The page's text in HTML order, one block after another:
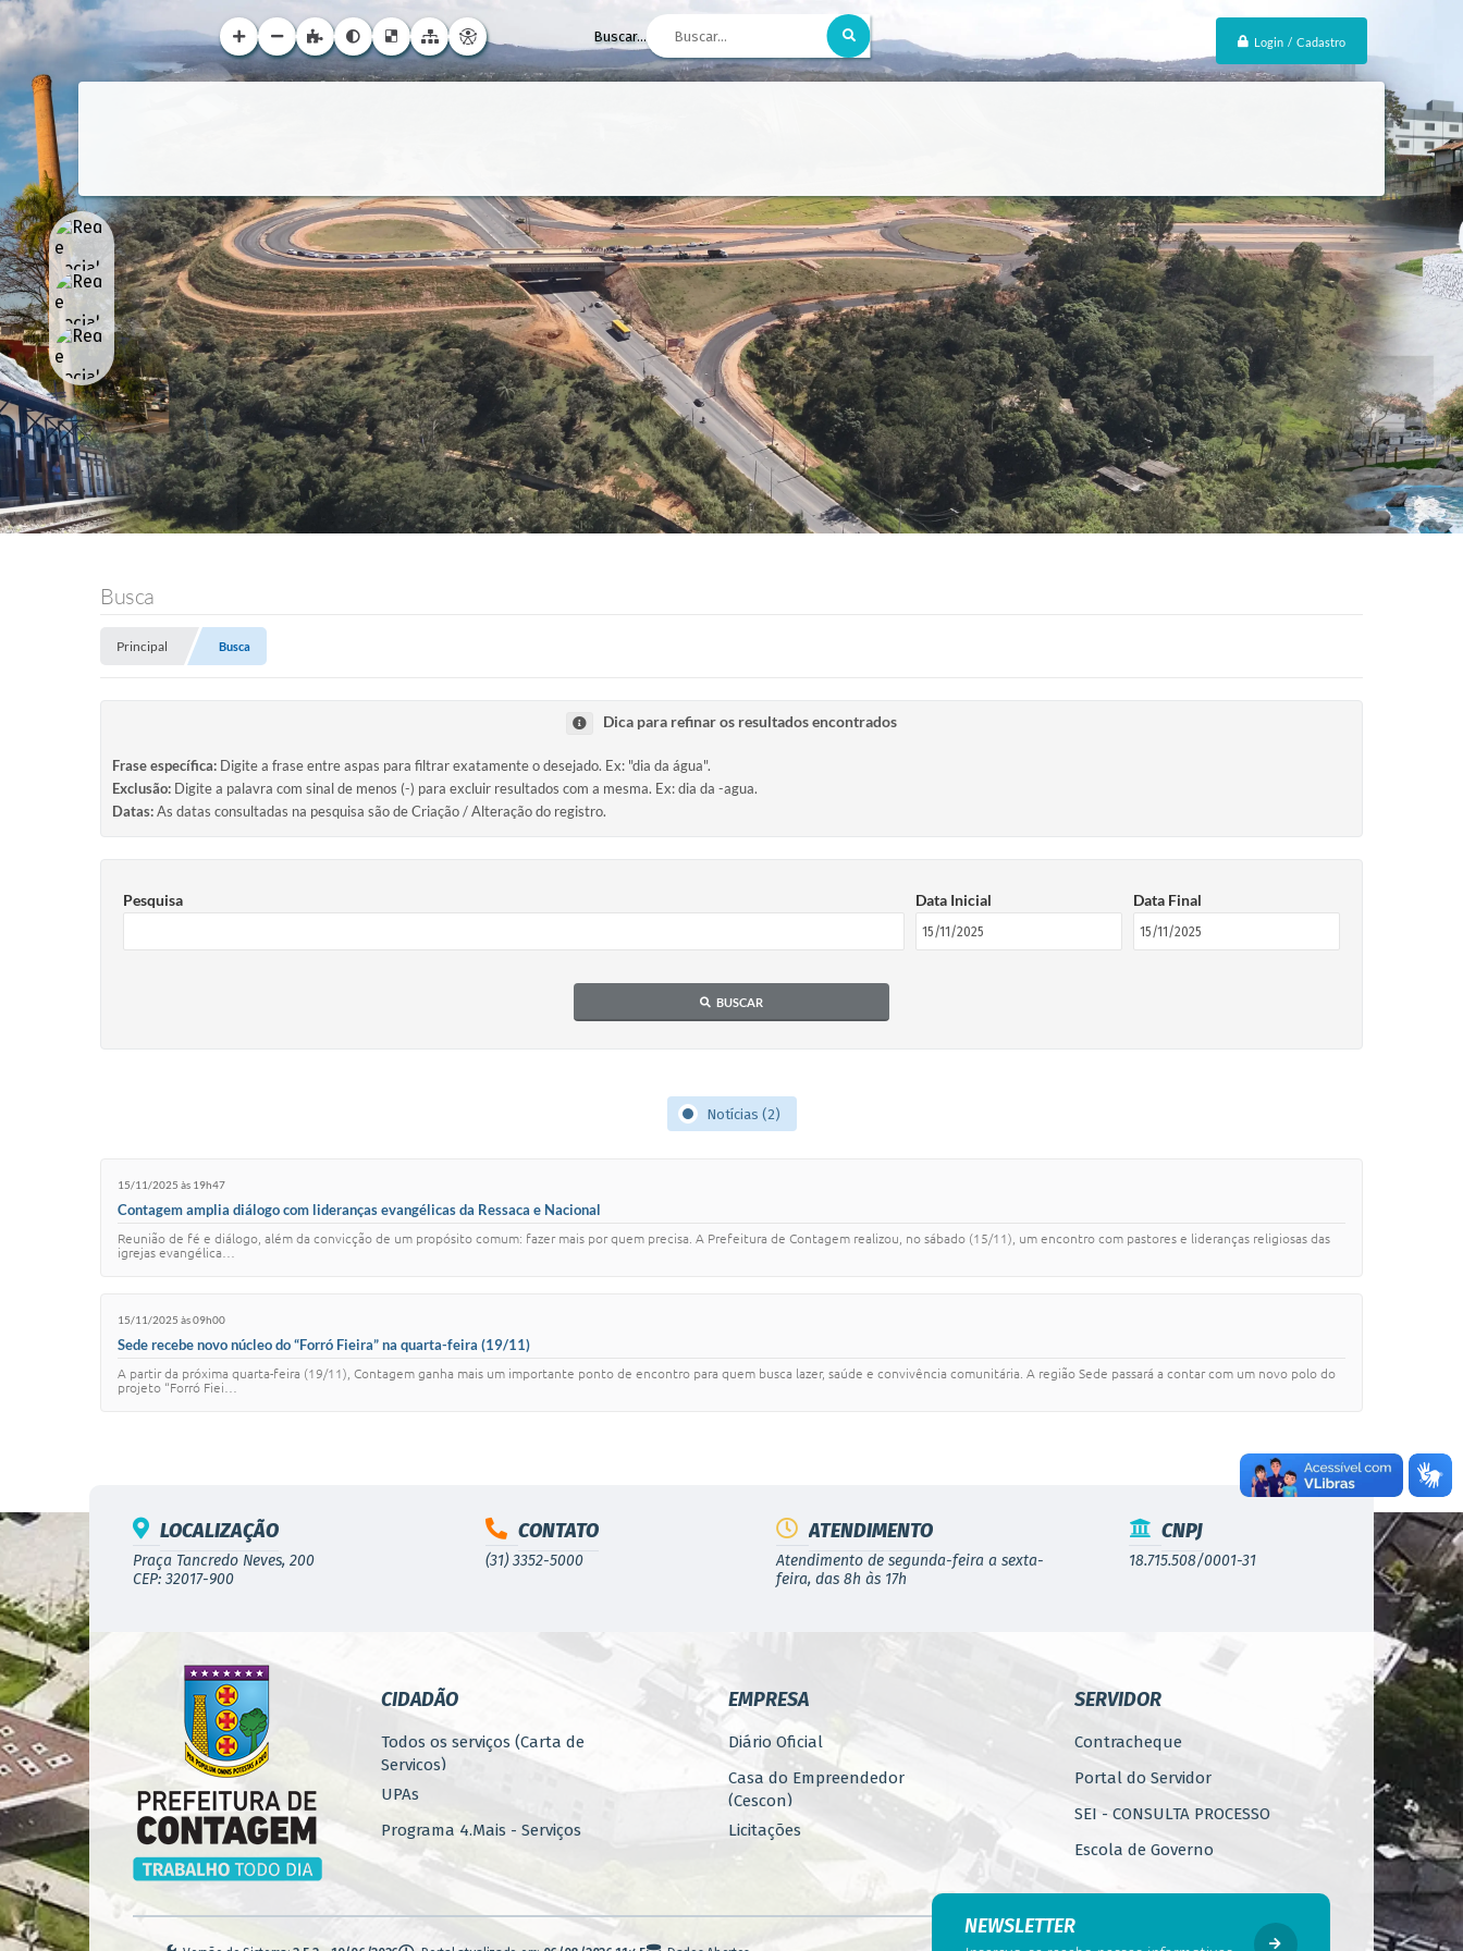
Login / Cadastro
Buscar...
Busca
Principal Busca
Dica para refinar os resultados encontrados
Frase específica: Digite a frase entre aspas para filtrar exatamente o desejado. Ex: "dia da água".
Exclusão: Digite a palavra com sinal de menos (-) para excluir resultados com a mesma. Ex: dia da -agua.
Datas:As datas consultadas na pesquisa são de Criação / Alteração do registro.
Pesquisa Data Inicial Data Final
BUSCAR
Notícias (2)
15/11/2025 às 19h47
Contagem amplia diálogo com lideranças evangélicas da Ressaca e Nacional
Reunião de fé e diálogo, além da convicção de um propósito comum: fazer mais por quem precisa. A Prefeitura de Contagem realizou, no sábado (15/11), um encontro com pastores e lideranças religiosas das
igrejas evangélica…
15/11/2025 às 09h00
Sede recebe novo núcleo do “Forró Fieira” na quarta-feira (19/11)
A partir da próxima quarta-feira (19/11), Contagem ganha mais um importante ponto de encontro para quem busca lazer, saúde e convivência comunitária. A região Sede passará a contar com um novo polo do
projeto “Forró Fiei…
LOCALIZAÇÃO
Praça Tancredo Neves, 200
CEP: 32017-900
CONTATO
(31) 3352-5000
ATENDIMENTO
Atendimento de segunda-feira a sexta-
feira, das 8h às 17h
CNPJ
18.715.508/0001-31
CIDADÃO
Todos os serviços (Carta de
Serviços)
UPAs
Programa 4.Mais - Serviços
Concursos
Iluminação Pública
EMPRESA
Diário Oficial
Casa do Empreendedor
(Cescon)
Licitações
Promoção, Atração, Eventos
SERVIDOR
Contracheque
Portal do Servidor
SEI - CONSULTA PROCESSO
Escola de Governo
WebMail
Código de Ética do Servidor
Público
NEWSLETTER